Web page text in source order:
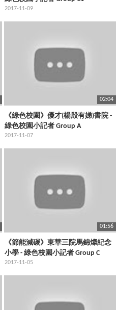
2017-11-09
02:04
《綠色校園》優才(楊殷有娣)書院 -
綠色校園小記者 Group A
2017-11-07
01:56
《節能減碳》東華三院馬錦燦紀念
小學 - 綠色校園小記者 Group C
2017-11-05